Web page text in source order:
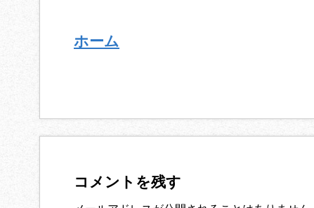
ホーム
コメントを残す